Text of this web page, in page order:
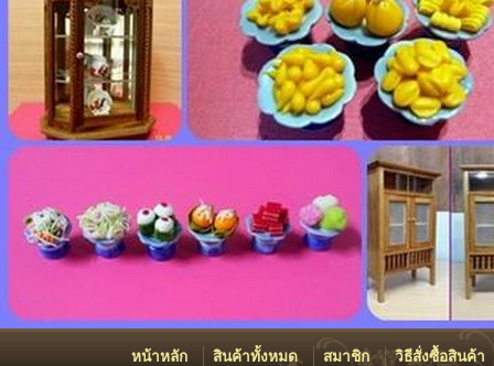
หน้าหลัก สินค้าทั้งหมด สมาชิก วิธีสั่งซื้อสินค้า